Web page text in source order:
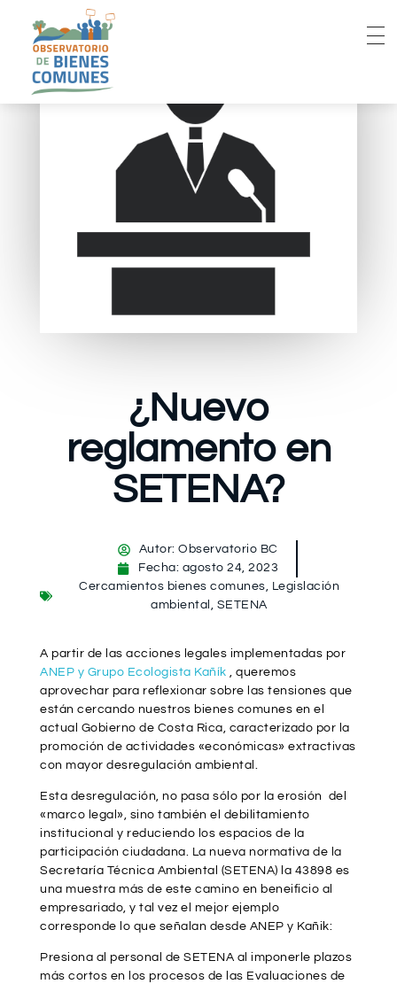
¿Nuevo
reglamento en
SETENA?
Autor: Observatorio BC
Fecha: agosto 24, 2023
Cercamientos bienes comunes, Legislación
ambiental , SETENA
A partir de las acciones legales implementadas por
ANEP y Grupo Ecologista Kañík , queremos
aprovechar para reflexionar sobre las tensiones que
están cercando nuestros bienes comunes en el
actual Gobierno de Costa Rica, caracterizado por la
promoción de actividades «económicas» extractivas
con mayor desregulación ambiental.
Esta desregulación, no pasa sólo por la erosión del
«marco legal», sino también el debilitamiento
institucional y reduciendo los espacios de la
participación ciudadana. La nueva normativa de la
Secretaría Técnica Ambiental (SETENA) la 43898 es
una muestra más de este camino en beneificio al
empresariado, y tal vez el mejor ejemplo
corresponde lo que señalan desde ANEP y Kañik:
Presiona al personal de SETENA al imponerle plazos
más cortos en los procesos de las Evaluaciones de